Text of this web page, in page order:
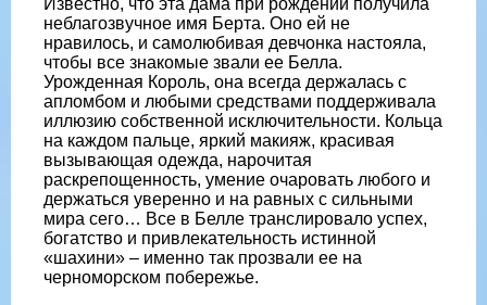
Известно, что эта дама при рождении получила
неблагозвучное имя Берта. Оно ей не
нравилось, и самолюбивая девчонка настояла,
чтобы все знакомые звали ее Белла.
Урожденная Король, она всегда держалась с
апломбом и любыми средствами поддерживала
иллюзию собственной исключительности. Кольца
на каждом пальце, яркий макияж, красивая
вызывающая одежда, нарочитая
раскрепощенность, умение очаровать любого и
держаться уверенно и на равных с сильными
мира сего… Все в Белле транслировало успех,
богатство и привлекательность истинной
«шахини» – именно так прозвали ее на
черноморском побережье.